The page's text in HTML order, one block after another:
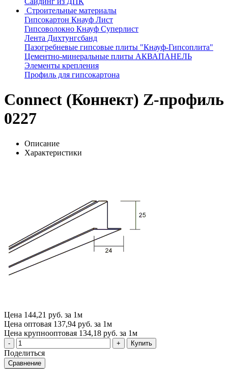
Строительные материалы
Гипсокартон Кнауф Лист
Гипсоволокно Кнауф Суперлист
Лента Дихтунгсбанд
Пазогребневые гипсовые плиты "Кнауф-Гипсоплита"
Цементно-минеральные плиты АКВАПАНЕЛЬ
Элементы крепления
Профиль для гипсокартона
Connect (Коннект) Z-профиль
0227
Описание
Характеристики
Цена 144,21 руб. за 1м
Цена оптовая 137,94 руб. за 1м
Цена крупнооптовая 134,18 руб. за 1м
Купить
Поделиться
Сравнение